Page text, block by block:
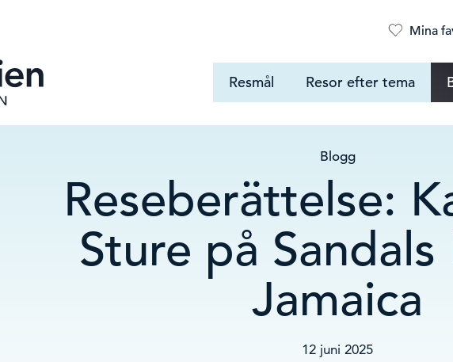
Resmål Resor efter tema
Mina
Reseberättelse:
Sture på
Jamaica
Blogg
12 juni 2025